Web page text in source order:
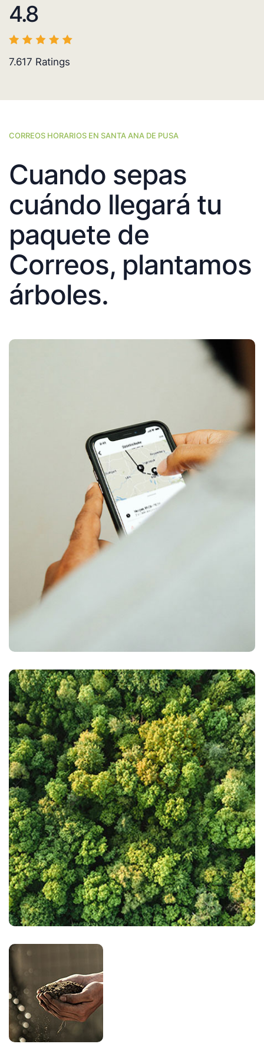
4.8
7.617 Ratings
CORREOS HORARIOS EN SANTA ANA DE PUSA
Cuando sepas
cuándo llegará tu
paquete de
Correos, plantamos
árboles.